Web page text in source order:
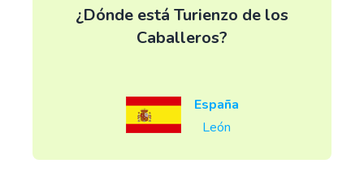
¿Dónde está Turienzo de los
Caballeros?
España
León